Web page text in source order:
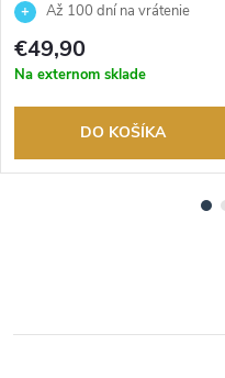
7BEGAž 100 dní na vrátenie
tovaru. Autorizovaný predajca.
€49,90
Na externom sklade
DO KOŠÍKA